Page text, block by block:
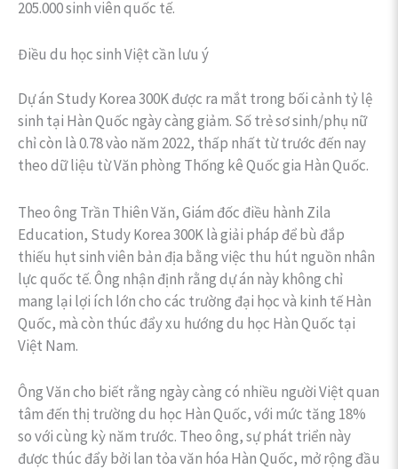
205.000 sinh viên quốc tế.
Điều du học sinh Việt cần lưu ý
Dự án Study Korea 300K được ra mắt trong bối cảnh tỷ lệ
sinh tại Hàn Quốc ngày càng giảm. Số trẻ sơ sinh/phụ nữ
chỉ còn là 0.78 vào năm 2022, thấp nhất từ trước đến nay
theo dữ liệu từ Văn phòng Thống kê Quốc gia Hàn Quốc.
Theo ông Trần Thiên Văn, Giám đốc điều hành Zila
Education, Study Korea 300K là giải pháp để bù đắp
thiếu hụt sinh viên bản địa bằng việc thu hút nguồn nhân
lực quốc tế. Ông nhận định rằng dự án này không chỉ
mang lại lợi ích lớn cho các trường đại học và kinh tế Hàn
Quốc, mà còn thúc đẩy xu hướng du học Hàn Quốc tại
Việt Nam.
Ông Văn cho biết rằng ngày càng có nhiều người Việt quan
tâm đến thị trường du học Hàn Quốc, với mức tăng 18%
so với cùng kỳ năm trước. Theo ông, sự phát triển này
được thúc đẩy bởi lan tỏa văn hóa Hàn Quốc, mở rộng đầu